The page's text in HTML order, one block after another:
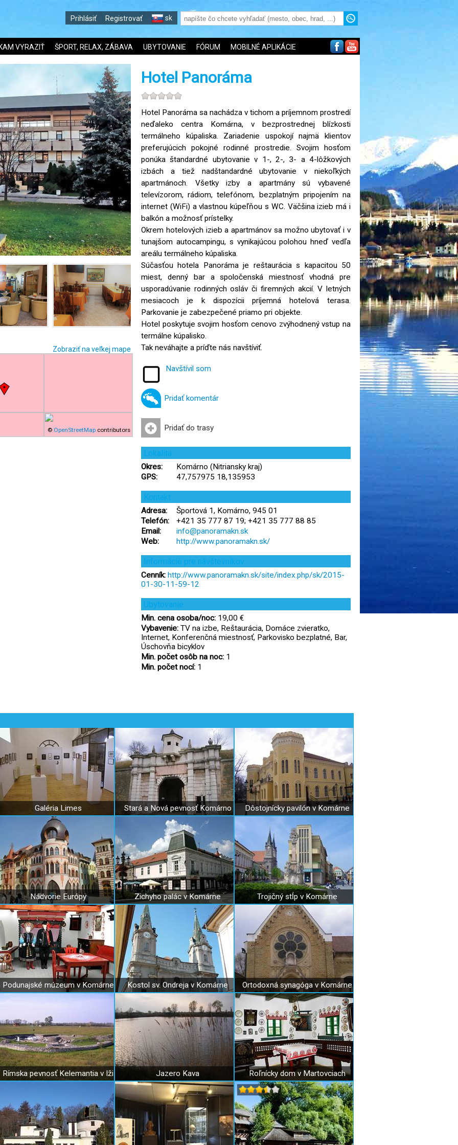
Prihlásiť Registrovať sk
VYRAZIŤ ŠPORT, RELAX, ZÁBAVA UBYTOVANIE FÓRUM MOBILNÉ APLIKÁCIE
Zobraziť na veľkej mape
© OpenStreetMap contributors
Hotel Panoráma
Hotel Panoráma sa nachádza v tichom a príjemnom prostredí
neďaleko centra Komárna, v bezprostrednej blízkosti
termálneho kúpaliska. Zariadenie uspokojí najmä klientov
preferujúcich pokojné rodinné prostredie. Svojim hosťom
ponúka štandardné ubytovanie v 1-, 2-, 3- a 4-lôžkových
izbách a tiež nadštandardné ubytovanie v niekoľkých
apartmánoch. Všetky izby a apartmány sú vybavené
televízorom, rádiom, telefónom, bezplatným pripojením na
internet (WiFi) a vlastnou kúpeľňou s WC. Väčšina izieb má i
balkón a možnosť prístelky.
Okrem hotelových izieb a apartmánov sa možno ubytovať i v
tunajšom autocampingu, s vynikajúcou polohou hneď vedľa
areálu termálneho kúpaliska.
Súčasťou hotela Panoráma je reštaurácia s kapacitou 50
miest, denný bar a spoločenská miestnosť vhodná pre
usporadúvanie rodinných osláv či firemných akcií. V letných
mesiacoch je k dispozícii príjemná hotelová terasa.
Parkovanie je zabezpečené priamo pri objekte.
Hotel poskytuje svojim hosťom cenovo zvýhodnený vstup na
termálne kúpalisko.
Tak neváhajte a príďte nás navštíviť.
Navštívil som
Pridať komentár
Pridať do trasy
Lokalita
Okres:
Komárno (Nitriansky kraj)
GPS:
47,757975 18,135953
Kontakt
Adresa:
Športová 1, Komárno, 945 01
Telefón:
+421 35 777 87 19; +421 35 777 88 85
Email:
info@panoramakn.sk
Web:
http://www.panoramakn.sk/
Informácie pre návštevníkov
Cenník: http://www.panoramakn.sk/site/index.php/sk/2015-
01-30-11-59-12
Ubytovanie
Min. cena osoba/noc: 19,00 €
Vybavenie: TV na izbe, Reštaurácia, Domáce zvieratko,
Internet, Konferenčná miestnosť, Parkovisko bezplatné, Bar,
Úschovňa bicyklov
Min. počet osôb na noc: 1
Min. počet nocí: 1
Galéria Limes Stará a Nová pevnosť Komárno Dôstojnícky pavilón v Komárne
Nádvorie Európy Zichyho palác v Komárne Trojičný stĺp v Komárne
Podunajské múzeum v Komárne Kostol sv. Ondreja v Komárne Ortodoxná synagóga v Komárne
Rímska pevnosť Kelemantia v Iži Jazero Kava Roľnícky dom v Martovciach